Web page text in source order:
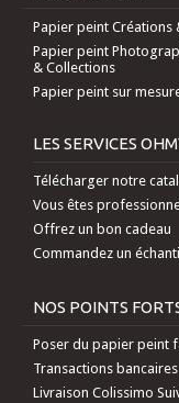
Papier peint Créations
Papier peint
& Collections
Papier peint sur
LES SERVICES
Télécharger notre
Vous êtes
Offrez un bon cadeau
Commandez un
NOS POINTS
Poser du papier peint
Transactions
Livraison Colissimo